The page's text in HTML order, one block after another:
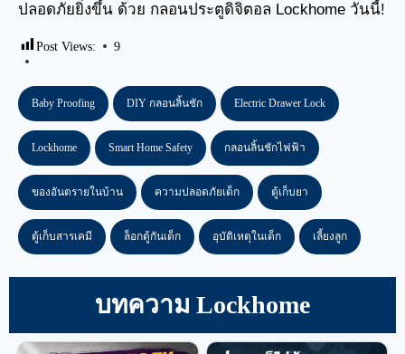
ปลอดภัยยิ่งขึ้น ด้วย กลอนประตูดิจิตอล Lockhome วันนี้!
Post Views: 9
Baby Proofing DIY กลอนลิ้นชัก Electric Drawer Lock
Lockhome Smart Home Safety กลอนลิ้นชักไฟฟ้า
ของอันตรายในบ้าน ความปลอดภัยเด็ก ตู้เก็บยา
ตู้เก็บสารเคมี ล็อกตู้กันเด็ก อุบัติเหตุในเด็ก เลี้ยงลูก
บทความ Lockhome